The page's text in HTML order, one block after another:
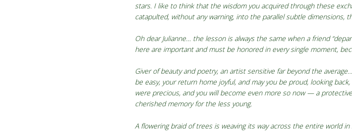
stars. I like to think that the wisdom you acquired through these
catapulted, without any warning, into the parallel subtle dimensions,
Oh dear Julianne… the lesson is always the same when a friend
here are important and must be honored in every single moment,
Giver of beauty and poetry, an artist sensitive far beyond the
be easy, your return home joyful, and may you be proud, looking
were precious, and you will become even more so now — a
cherished memory for the less young.
A flowering braid of trees is weaving its way across the entire world